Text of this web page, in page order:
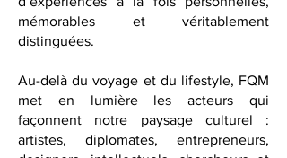
à dépasser l’ordinaire, offrant un aperçu
d’expériences à la fois personnelles,
mémorables et véritablement
Au-delà du voyage et du lifestyle, FQM
met en lumière les acteurs qui
façonnent notre paysage culturel :